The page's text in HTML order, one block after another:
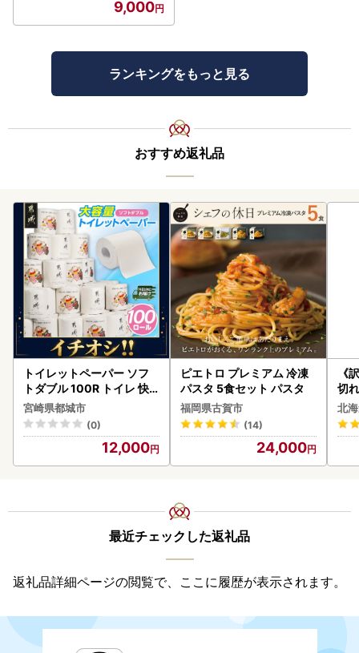
9,000
ランキングをもっと見る
おすすめ返礼品
トイレットペーパー ソフ
トダブル 100R トイレ 快
速〔12-I5-TP100-R〕
宮崎県都城市
(0)
12,000
ピエトロ プレミアム 冷凍
パスタ 5食セット パスタ
福岡県古賀市
(14)
24,000
《
切
0g
北
最近チェックした返礼品
返礼品詳細ページの閲覧で、ここに履歴が表示されます。